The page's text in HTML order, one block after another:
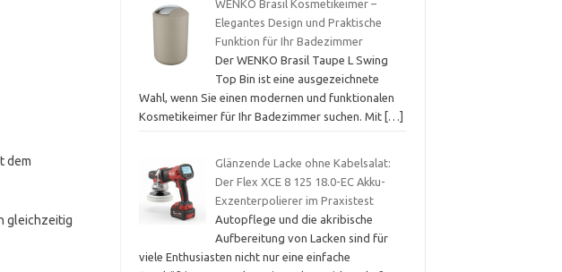
dem
gleichzeitig
WENKO Brasil Kosmetikeimer –
Elegantes Design und Praktische
Funktion für Ihr Badezimmer
Der WENKO Brasil Taupe L Swing
Top Bin ist eine ausgezeichnete
Wahl, wenn Sie einen modernen und funktionalen
Kosmetikeimer für Ihr Badezimmer suchen. Mit […]
Glänzende Lacke ohne Kabelsalat:
Der Flex XCE 8 125 18.0-EC Akku-
Exzenterpolierer im Praxistest
Autopflege und die akribische
Aufbereitung von Lacken sind für
viele Enthusiasten nicht nur eine einfache